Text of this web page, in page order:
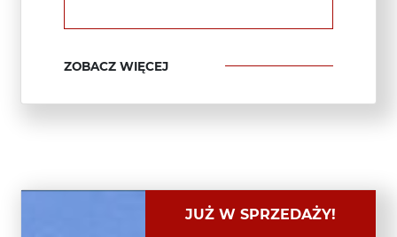
ZOBACZ WIĘCEJ
JUŻ W SPRZEDAŻY!